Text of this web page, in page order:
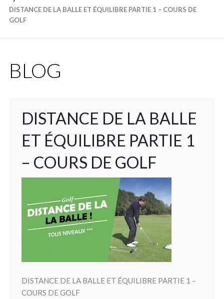
DISTANCE DE LA BALLE ET ÉQUILIBRE PARTIE 1 – COURS DE
GOLF
BLOG
DISTANCE DE LA BALLE
ET ÉQUILIBRE PARTIE 1
– COURS DE GOLF
DISTANCE DE LA BALLE ET ÉQUILIBRE PARTIE 1 –
COURS DE GOLF